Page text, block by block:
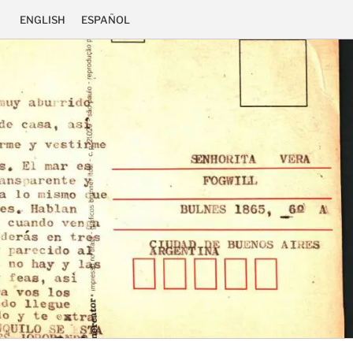
ENGLISH ESPAÑOL